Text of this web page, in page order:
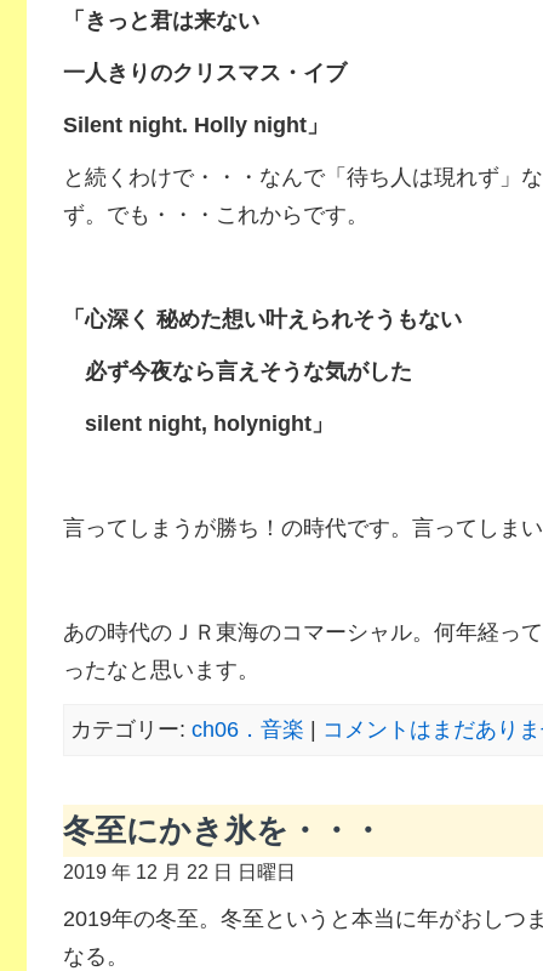
「きっと君は来ない
一人きりのクリスマス・イブ
Silent night. Holly night」
と続くわけで・・・なんで「待ち人は現れず」
ず。でも・・・これからです。
「心深く 秘めた想い叶えられそうもない
必ず今夜なら言えそうな気がした
silent night, holynight」
言ってしまうが勝ち！の時代です。言ってしま
あの時代のＪＲ東海のコマーシャル。何年経っ
ったなと思います。
カテゴリー: ch06．音楽 コメントはまだあり
冬至にかき氷を・・・
2019 年 12 月 22 日 日曜日
2019年の冬至。冬至というと本当に年がおしつ
なる。